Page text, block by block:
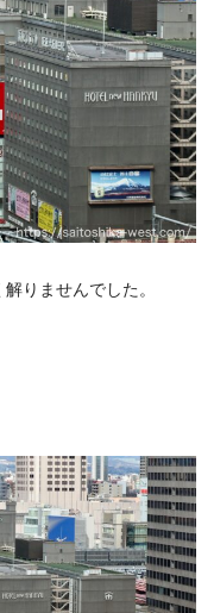
りませんでした。